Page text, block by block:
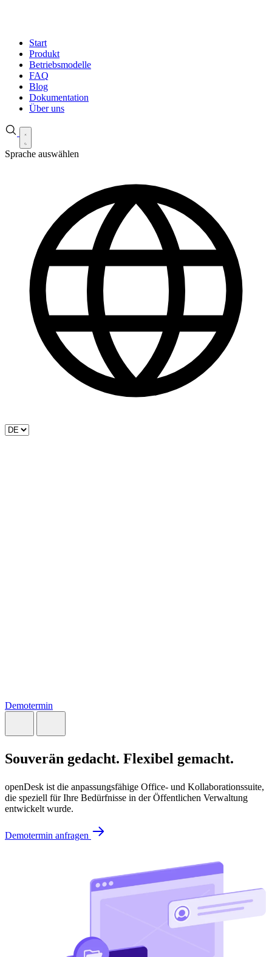
Start
Produkt
Betriebsmodelle
FAQ
Blog
Dokumentation
Über uns
Sprache auswählen
Demotermin
Souverän gedacht. Flexibel gemacht.
openDesk ist die anpassungsfähige Office- und Kollaborationssuite,
die speziell für Ihre Bedürfnisse in der Öffentlichen Verwaltung
entwickelt wurde.
Demotermin anfragen